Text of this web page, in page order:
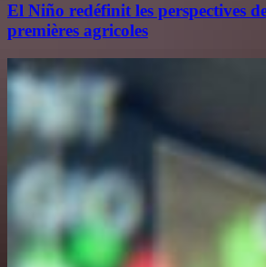
El Niño redéfinit les perspectives
premières agricoles